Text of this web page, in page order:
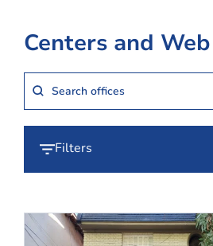
Centers and Web
Sedes Search
Search content
Filters